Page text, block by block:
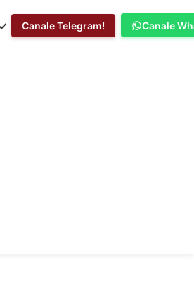
Canale Telegram! Canale